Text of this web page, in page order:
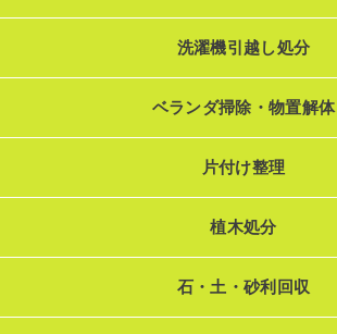
洗濯機引越し処分
ベランダ掃除・物置解体
片付け整理
植木処分
石・土・砂利回収